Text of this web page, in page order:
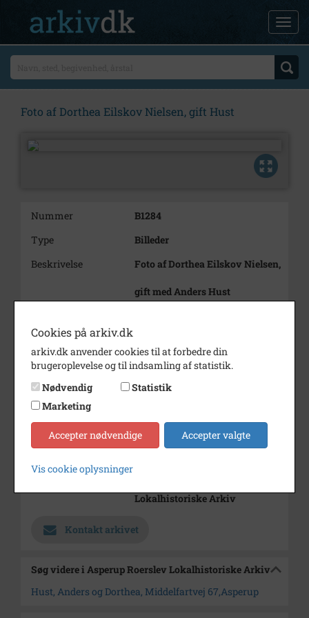
Foto af Dorthea Eilskov Nielsen, gift Hust
Nummer
B1284
Type
Billeder
Beskrivelse
Foto af Dorthea Eilskov Nielsen,
gift med Anders Hust
Dateringsnote
Fotograf
A. Boldsen-Gadman
Størrelse
9x6
Se på kort
Type
Sogn (1000-2050)
Lokalhistoriske Arkiv
Kontakt arkivet
Søg videre i Asperup Roerslev Lokalhistoriske Arkiv
Hust, Anders og Dorthea, Middelfartvej 67,Asperup
Cookies på arkiv.dk
arkiv.dk anvender cookies til at forbedre din
brugeroplevelse og til indsamling af statistik.
Nødvendig
Statistik
Marketing
Accepter nødvendige Accepter valgte
Vis cookie oplysninger